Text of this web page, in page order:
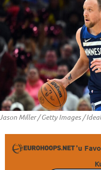
Miller / Getty Images /
'u